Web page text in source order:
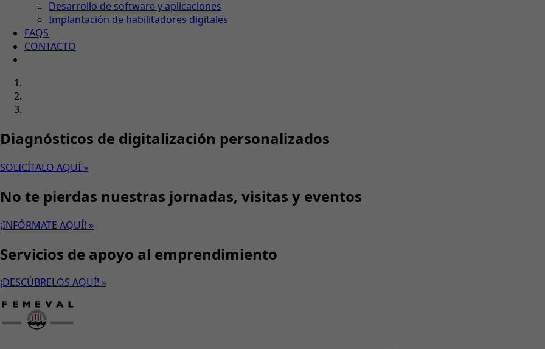
Desarrollo de software y aplicaciones
Implantación de habilitadores digitales
FAQS
CONTACTO
Diagnósticos de digitalización personalizados
SOLICÍTALO AQUÍ »
No te pierdas nuestras jornadas, visitas y eventos
¡INFÓRMATE AQUÍ! »
Servicios de apoyo al emprendimiento
¡DESCÚBRELOS AQUÍ! »